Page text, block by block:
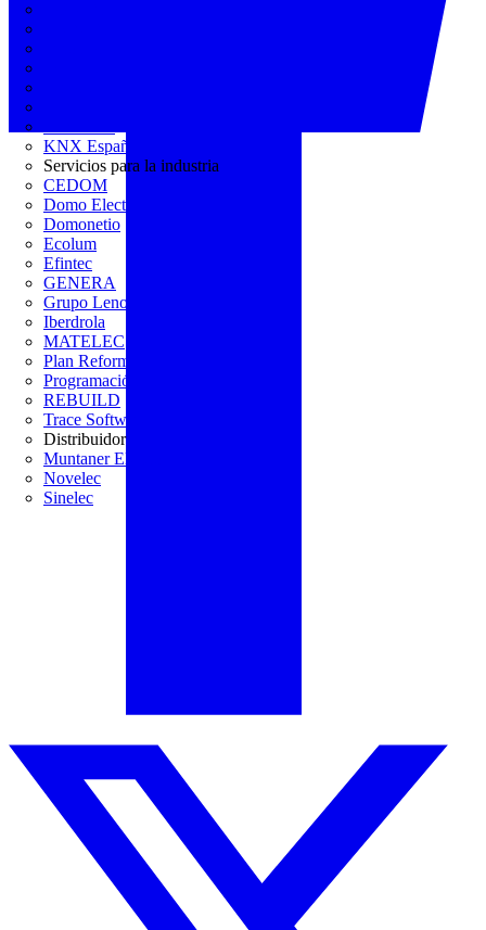
KNX España
Servicios para la industria
CEDOM
Domo Electra
Domonetio
Ecolum
Efintec
GENERA
Grupo Lenor
Iberdrola
MATELEC
Plan Reforma
Programación Integral
REBUILD
Trace Software
Distribuidor
Muntaner Electro
Novelec
Sinelec